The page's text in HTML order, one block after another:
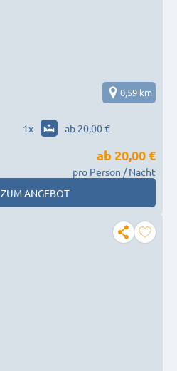
0,59 km
1x ab 20,00 €
ab 20,00 €
pro Person / Nacht
ZUM ANGEBOT